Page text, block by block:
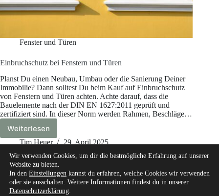
Fenster und Türen
Einbruchschutz bei Fenstern und Türen
Planst Du einen Neubau, Umbau oder die Sanierung Deiner
Immobilie? Dann solltest Du beim Kauf auf Einbruchschutz
von Fenstern und Türen achten. Achte darauf, dass die
Bauelemente nach der DIN EN 1627:2011 geprüft und
zertifiziert sind. In dieser Norm werden Rahmen, Beschläge…
WeiterlesenEinbruchschutz
bei
und
Türen
Tim Heuer 29. April 2025
Start Über mich
Wir verwenden Cookies, um dir die bestmögliche Erfahrung auf unserer
Website zu bieten.
In den Einstellungen kannst du erfahren, welche Cookies wir verwenden
oder sie ausschalten. Weitere Informationen findest du in unserer
Datenschutzerklärung.